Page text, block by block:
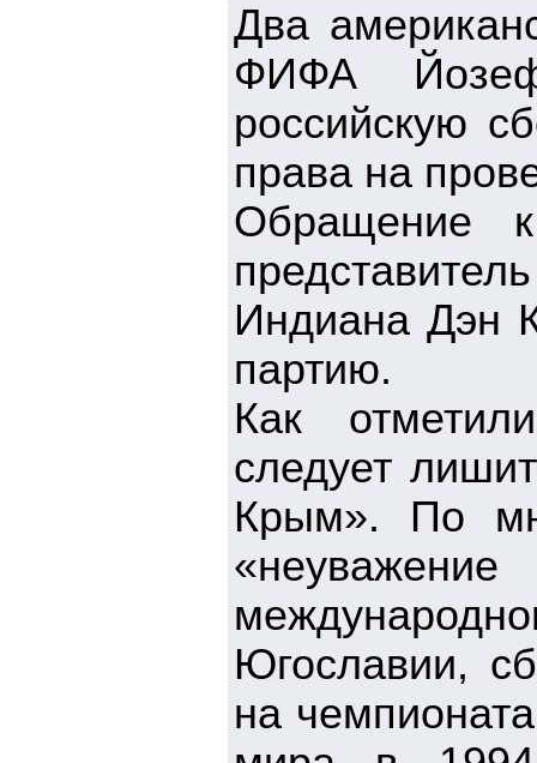
Два
ФИФА
российскую
права на
Обращение
Индиана Дэн
партию.
Как
следует
Крым». По
Югославии,
на